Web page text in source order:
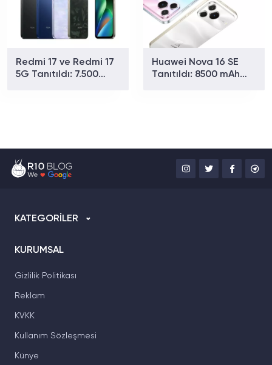
Redmi 17 ve Redmi 17
5G Tanıtıldı: 7.500
Huawei Nova 16 SE
Tanıtıldı: 8500 mAh
KATEGORİLER
KURUMSAL
Gizlilik Politikası
Reklam
KVKK
Kullanım Sözleşmesi
Künye